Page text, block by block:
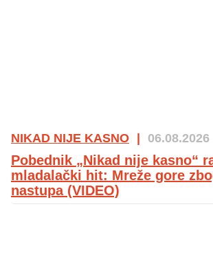
NIKAD NIJE KASNO | 06.08.2026
Pobednik „Nikad nije kasno“
mladalački hit: Mreže gore
nastupa (VIDEO)